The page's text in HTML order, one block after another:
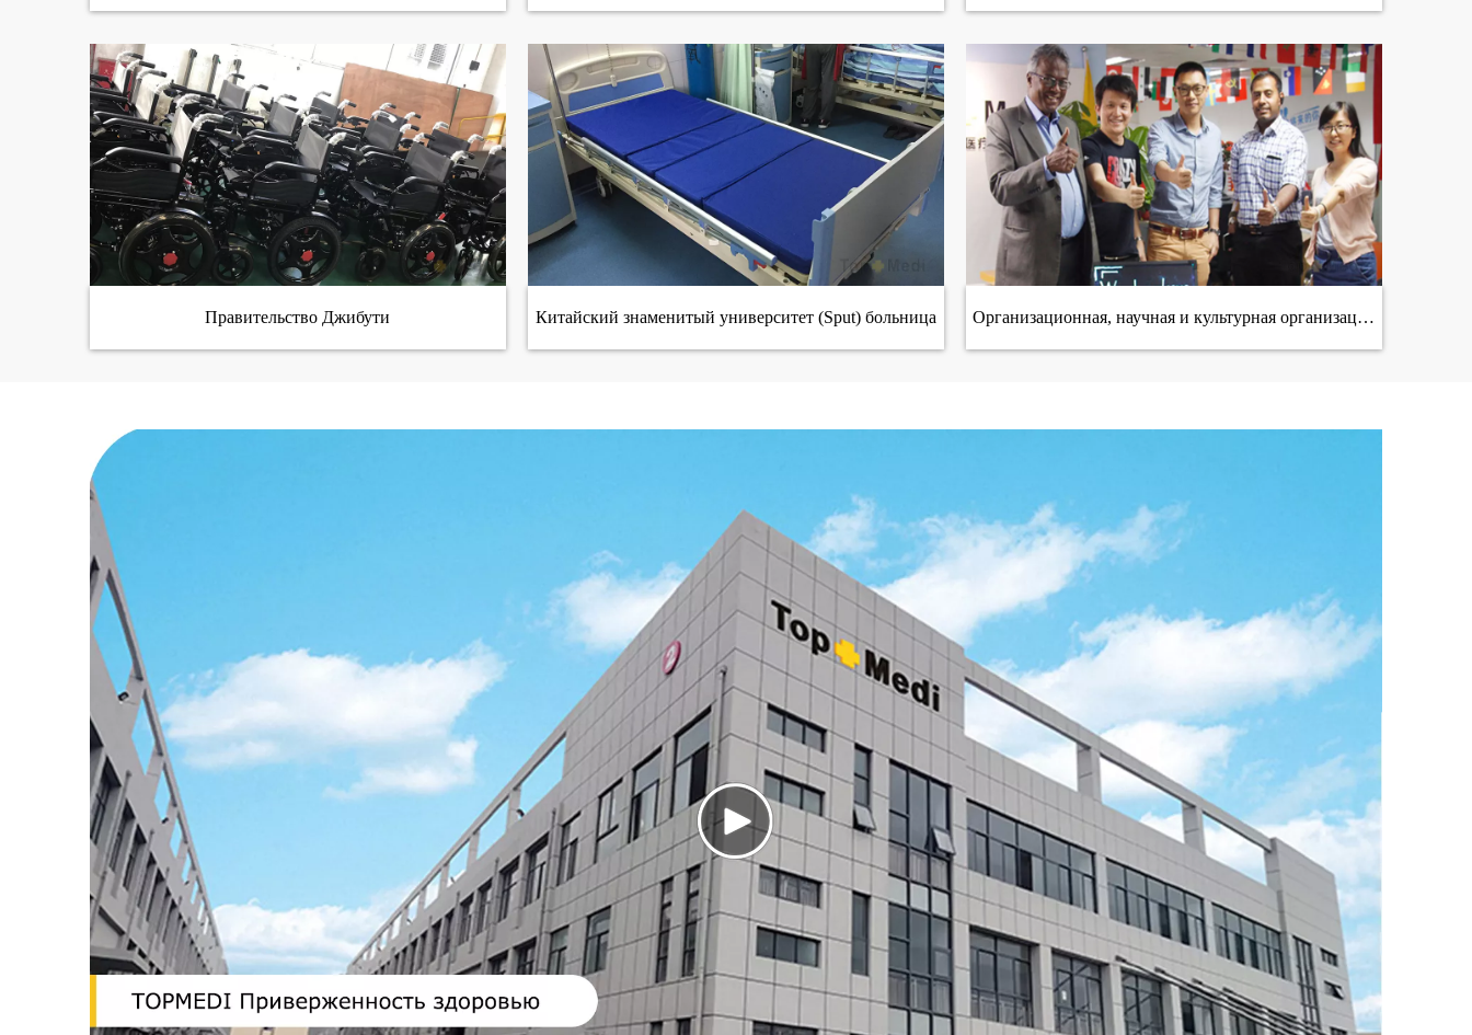
Правительство Джибути Китайский знаменитый университет (Sput) больница
Организационная, научная и культурная организация